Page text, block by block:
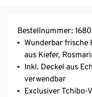
Bestellnummer:
Wunderbar frische
aus Kiefer,
Inkl. Deckel aus
verwendbar
Exclusiver Tchibo-